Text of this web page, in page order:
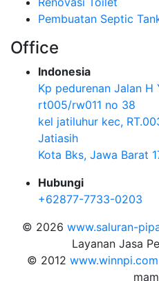
Pembuatan Septic
Office
Indonesia
Kp pedurenan Jalan H
rt005/rw011 no 38
kel jatiluhur kec,
Jatiasih
Kota Bks, Jawa Barat
Hubungi
+62877-7733-0203
© 2026 www.saluran-
Layanan Jasa
© 2012 www.winnpi.com